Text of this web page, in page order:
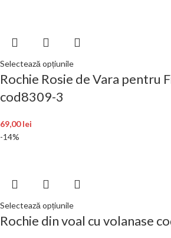
Selectează opțiunile
Rochie Rosie de Vara pentru
cod8309-3
69,00lei
-14%
Selectează opțiunile
Rochie din voal cu volanase